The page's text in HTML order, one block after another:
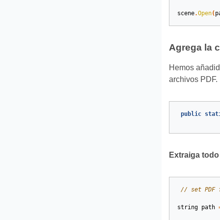
scene.Open(
Agrega la
Hemos
archivos PDF.
public
Extraiga
// set PDF
string path